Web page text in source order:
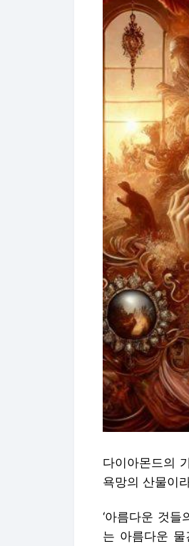
다이아몬드의
욕망의 산물이
‘아름다운 것
는 아름다운